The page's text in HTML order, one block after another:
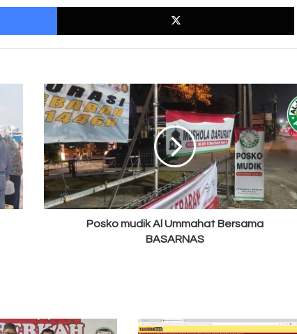
Facebook X
Posko
mudik
Al
Ummahat
Bersama
BASARNAS
Posko mudik Al Ummahat Bersama
BASARNAS